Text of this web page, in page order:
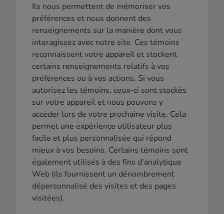
Ils nous permettent de mémoriser vos
préférences et nous donnent des
renseignements sur la manière dont vous
interagissez avec notre site. Ces témoins
reconnaissent votre appareil et stockent
certains renseignements relatifs à vos
préférences ou à vos actions. Si vous
autorisez les témoins, ceux-ci sont stockés
sur votre appareil et nous pouvons y
accéder lors de votre prochaine visite. Cela
permet une expérience utilisateur plus
facile et plus personnalisée qui répond
mieux à vos besoins. Certains témoins sont
également utilisés à des fins d’analytique
Web (ils fournissent un dénombrement
dépersonnalisé des visites et des pages
visitées).